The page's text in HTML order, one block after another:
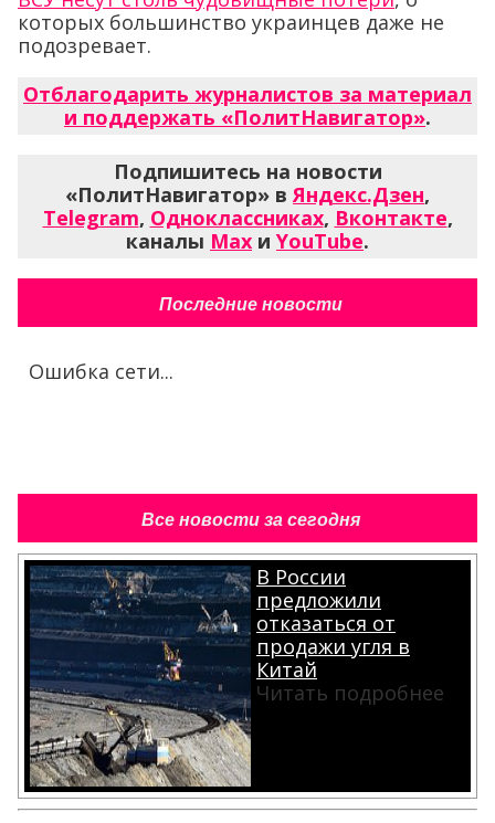
которых большинство украинцев даже не
подозревает.
Отблагодарить журналистов за материал
и поддержать «ПолитНавигатор».
Подпишитесь на новости
«ПолитНавигатор» вЯндекс.Дзен,
Telegram, Одноклассниках, Вконтакте,
каналы Max и YouTube.
Последние новости
Ошибка сети...
Все новости за сегодня
В России
предложили
отказаться от
продажи угля в
Китай
Читать подробнее